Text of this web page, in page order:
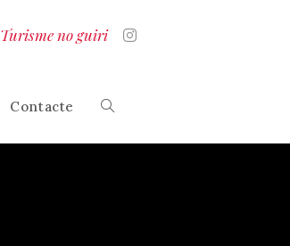
Turisme no guiri
Contacte Alterna